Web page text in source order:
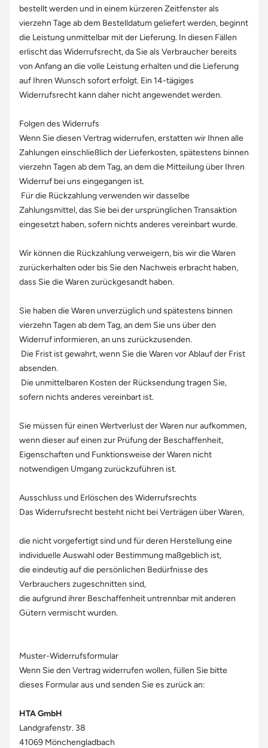
bestellt werden und in einem kürzeren Zeitfenster als
vierzehn Tage ab dem Bestelldatum geliefert werden, beginnt
die Leistung unmittelbar mit der Lieferung. In diesen Fällen
erlischt das Widerrufsrecht, da Sie als Verbraucher bereits
von Anfang an die volle Leistung erhalten und die Lieferung
auf Ihren Wunsch sofort erfolgt. Ein 14-tägiges
Widerrufsrecht kann daher nicht angewendet werden.
Folgen des Widerrufs
Wenn Sie diesen Vertrag widerrufen, erstatten wir Ihnen alle
Zahlungen einschließlich der Lieferkosten, spätestens binnen
vierzehn Tagen ab dem Tag, an dem die Mitteilung über Ihren
Widerruf bei uns eingegangen ist.
Für die Rückzahlung verwenden wir dasselbe
Zahlungsmittel, das Sie bei der ursprünglichen Transaktion
eingesetzt haben, sofern nichts anderes vereinbart wurde.
Wir können die Rückzahlung verweigern, bis wir die Waren
zurückerhalten oder bis Sie den Nachweis erbracht haben,
dass Sie die Waren zurückgesandt haben.
Sie haben die Waren unverzüglich und spätestens binnen
vierzehn Tagen ab dem Tag, an dem Sie uns über den
Widerruf informieren, an uns zurückzusenden.
Die Frist ist gewahrt, wenn Sie die Waren vor Ablauf der Frist
absenden.
Die unmittelbaren Kosten der Rücksendung tragen Sie,
sofern nichts anderes vereinbart ist.
Sie müssen für einen Wertverlust der Waren nur aufkommen,
wenn dieser auf einen zur Prüfung der Beschaffenheit,
Eigenschaften und Funktionsweise der Waren nicht
notwendigen Umgang zurückzuführen ist.
Ausschluss und Erlöschen des Widerrufsrechts
Das Widerrufsrecht besteht nicht bei Verträgen über Waren,
die nicht vorgefertigt sind und für deren Herstellung eine
individuelle Auswahl oder Bestimmung maßgeblich ist,
die eindeutig auf die persönlichen Bedürfnisse des
Verbrauchers zugeschnitten sind,
die aufgrund ihrer Beschaffenheit untrennbar mit anderen
Gütern vermischt wurden.
Muster-Widerrufsformular
Wenn Sie den Vertrag widerrufen wollen, füllen Sie bitte
dieses Formular aus und senden Sie es zurück an:
HTA GmbH
Landgrafenstr. 38
41069 Mönchengladbach